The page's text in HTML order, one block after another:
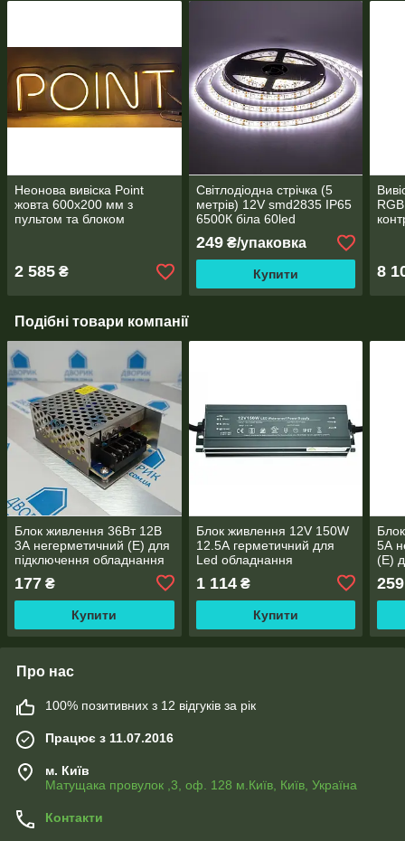
Неонова вивіска Point
жовта 600x200 мм з
пультом та блоком
2 585 ₴
Світлодіодна стрічка (5
метрів) 12V smd2835 ІР65
6500К біла 60led
249₴/упаковка
Купити 8
Подібні товари компанії
Блок живлення 36Вт 12В
3А негерметичний (E) для
підключення обладнання
177 ₴
Купити
Блок живлення 12V 150W
12.5А герметичний для
Led обладнання
1 114₴
Купити
5А
(Е)
259
Про нас
100% позитивних з 12 відгуків за рік
Працює з 11.07.2016
м. Київ
Матущака провулок ,3, оф. 128 м.Київ, Київ, Україна
Контакти